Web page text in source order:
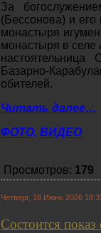
За
(Бессонова) и его
монастыря
монастыря в селе
настоятельница
Базарно-
обителей.
Читать далее…
ФОТО, ВИДЕО
Просмотров: 179
Четверг, 18 Июнь 2026
Состоится